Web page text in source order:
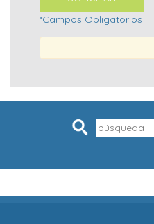
*Campos Obligatorios
Pesquisar